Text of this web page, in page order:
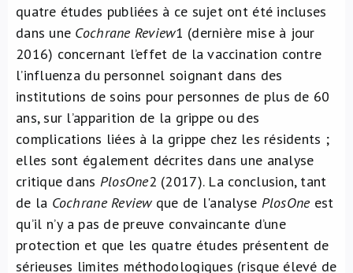
quatre études publiées à ce sujet ont été incluses
dans une Cochrane Review1 (dernière mise à jour
2016) concernant l’effet de la vaccination contre
l’influenza du personnel soignant dans des
institutions de soins pour personnes de plus de 60
ans, sur l’apparition de la grippe ou des
complications liées à la grippe chez les résidents ;
elles sont également décrites dans une analyse
critique dans PlosOne2 (2017). La conclusion, tant
de la Cochrane Reviewque de l'analyse PlosOneest
qu’il n’y a pas de preuve convaincante d’une
protection et que les quatre études présentent de
sérieuses limites méthodologiques (risque élevé de